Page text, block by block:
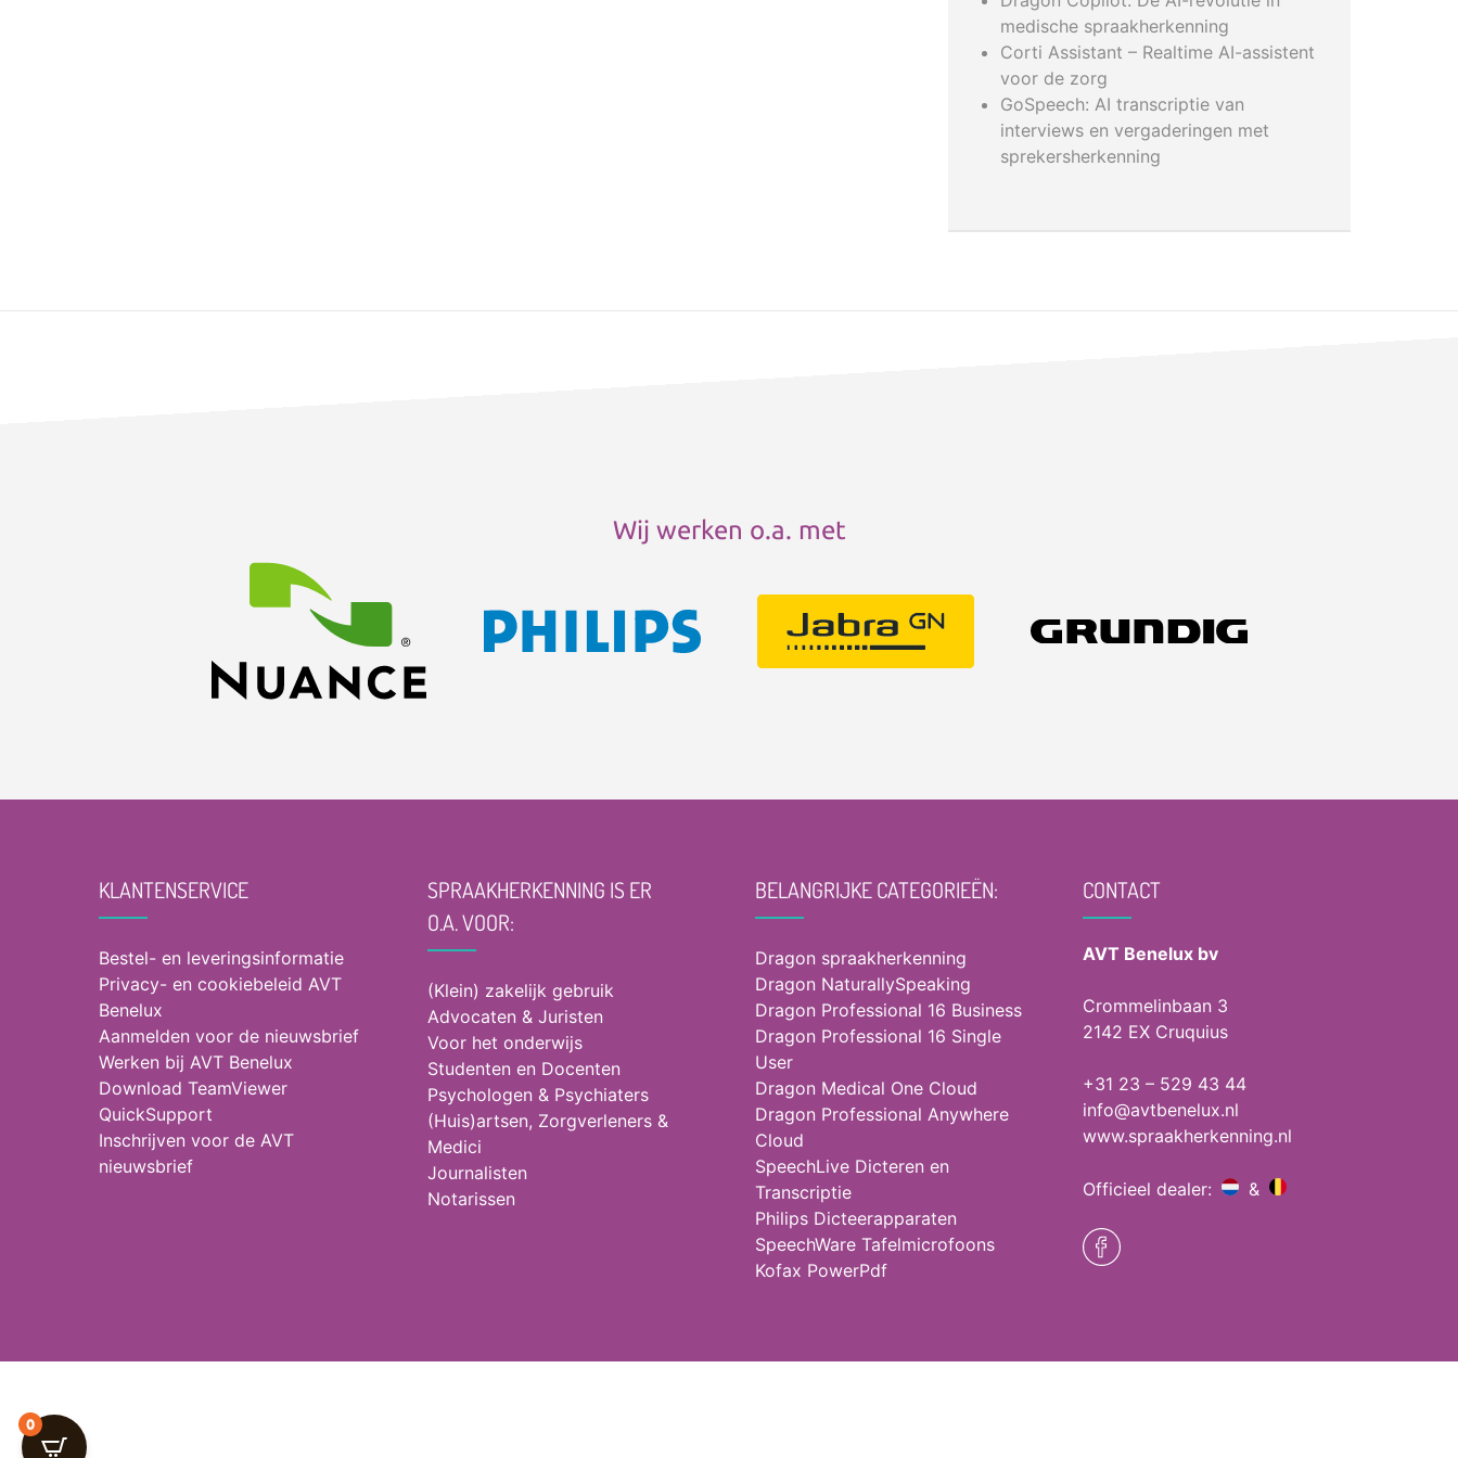
medische spraakherkenning
Corti Assistant – Realtime AI-assistent
voor de zorg
GoSpeech: AI transcriptie van
interviews en vergaderingen met
sprekersherkenning
Wij werken o.a. met
KLANTENSERVICE
Bestel- en leveringsinformatie
Privacy- en cookiebeleid AVT
Benelux
Aanmelden voor de nieuwsbrief
Werken bij AVT Benelux
Download TeamViewer
QuickSupport
Inschrijven voor de AVT
nieuwsbrief
SPRAAKHERKENNING IS ER
O.A. VOOR:
(Klein) zakelijk gebruik
Advocaten & Juristen
Voor het onderwijs
Studenten en Docenten
Psychologen & Psychiaters
(Huis)artsen, Zorgverleners &
Medici
Journalisten
Notarissen
BELANGRIJKE CATEGORIEËN:
Dragon spraakherkenning
Dragon NaturallySpeaking
Dragon Professional 16 Business
Dragon Professional 16 Single
User
Dragon Medical One Cloud
Dragon Professional Anywhere
Cloud
SpeechLive Dicteren en
Transcriptie
Philips Dicteerapparaten
SpeechWare Tafelmicrofoons
Kofax PowerPdf
CONTACT
AVT Benelux bv
Crommelinbaan 3
2142 EX Cruquius
+31 23 – 529 43 44
info@avtbenelux.nl
www.spraakherkenning.nl
Officieel dealer: &
0